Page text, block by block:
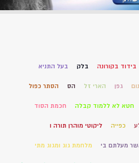
בידוד בקורונה בלק בעל התניא
גפן הארי זל הס הסתר כפול
חטא לא ללמוד קבלה חכמת הסוד
כפייה ליקוטי מוהרן תורה ו
מעלתם בי מלחמת גוג ומגוג מתי